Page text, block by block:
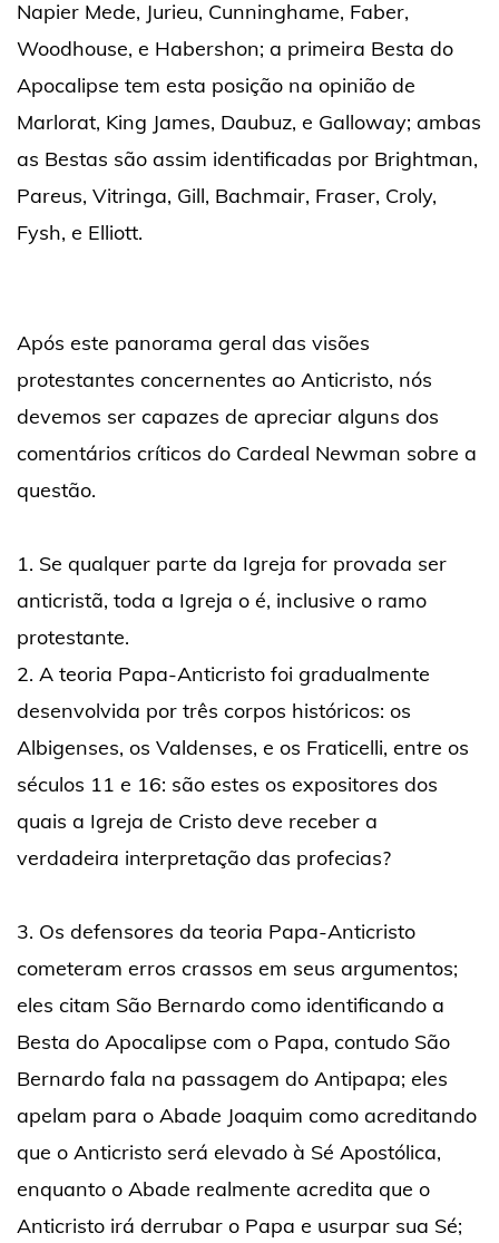
Napier Mede, Jurieu, Cunninghame, Faber,
Woodhouse, e Habershon; a primeira Besta do
Apocalipse tem esta posição na opinião de
Marlorat, King James, Daubuz, e Galloway; ambas
as Bestas são assim identificadas por Brightman,
Pareus, Vitringa, Gill, Bachmair, Fraser, Croly,
Fysh, e Elliott.
Após este panorama geral das visões
protestantes concernentes ao Anticristo, nós
devemos ser capazes de apreciar alguns dos
comentários críticos do Cardeal Newman sobre a
questão.
1. Se qualquer parte da Igreja for provada ser
anticristã, toda a Igreja o é, inclusive o ramo
protestante.
2. A teoria Papa-Anticristo foi gradualmente
desenvolvida por três corpos históricos: os
Albigenses, os Valdenses, e os Fraticelli, entre os
séculos 11 e 16: são estes os expositores dos
quais a Igreja de Cristo deve receber a
verdadeira interpretação das profecias?
3. Os defensores da teoria Papa-Anticristo
cometeram erros crassos em seus argumentos;
eles citam São Bernardo como identificando a
Besta do Apocalipse com o Papa, contudo São
Bernardo fala na passagem do Antipapa; eles
apelam para o Abade Joaquim como acreditando
que o Anticristo será elevado à Sé Apostólica,
enquanto o Abade realmente acredita que o
Anticristo irá derrubar o Papa e usurpar sua Sé;